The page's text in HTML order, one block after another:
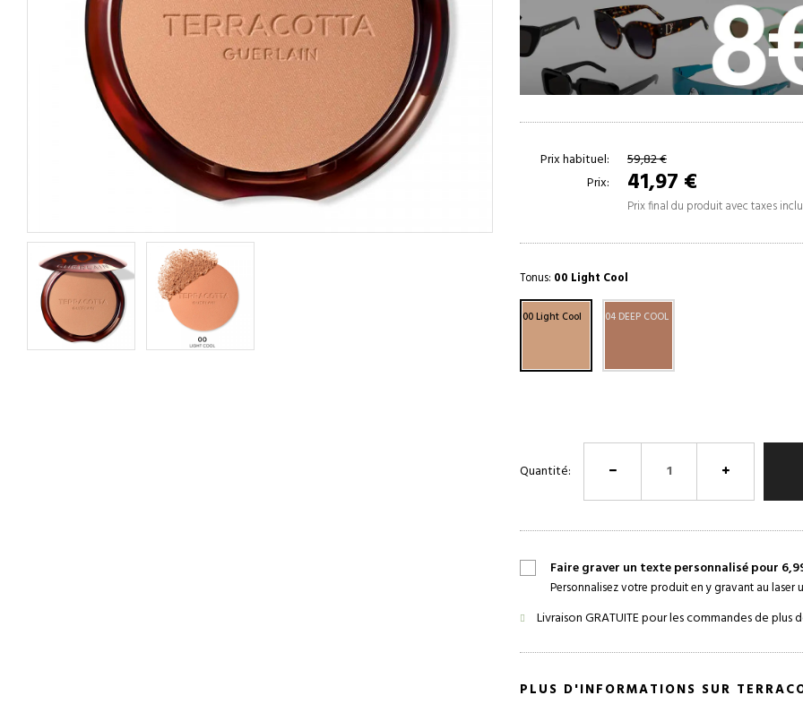
Prix habituel:
59,82 €
Prix:
41,97 €
Prix final du produit avec taxes
Tonus: 00 Light Cool
00 Light Cool 04 DEEP COOL
Quantité:
Faire graver un texte personnalisé pour
Personnalisez votre produit en y gravant au laser
Livraison GRATUITE pour les commandes de plus
PLUS D'INFORMATIONS SUR